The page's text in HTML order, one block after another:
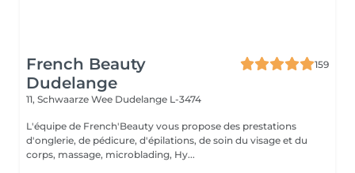
French Beauty
Dudelange
159
11, Schwaarze Wee Dudelange L-3474
L'équipe de French'Beauty vous propose des prestations
d'onglerie, de pédicure, d'épilations, de soin du visage et du
corps, massage, microblading, Hy...